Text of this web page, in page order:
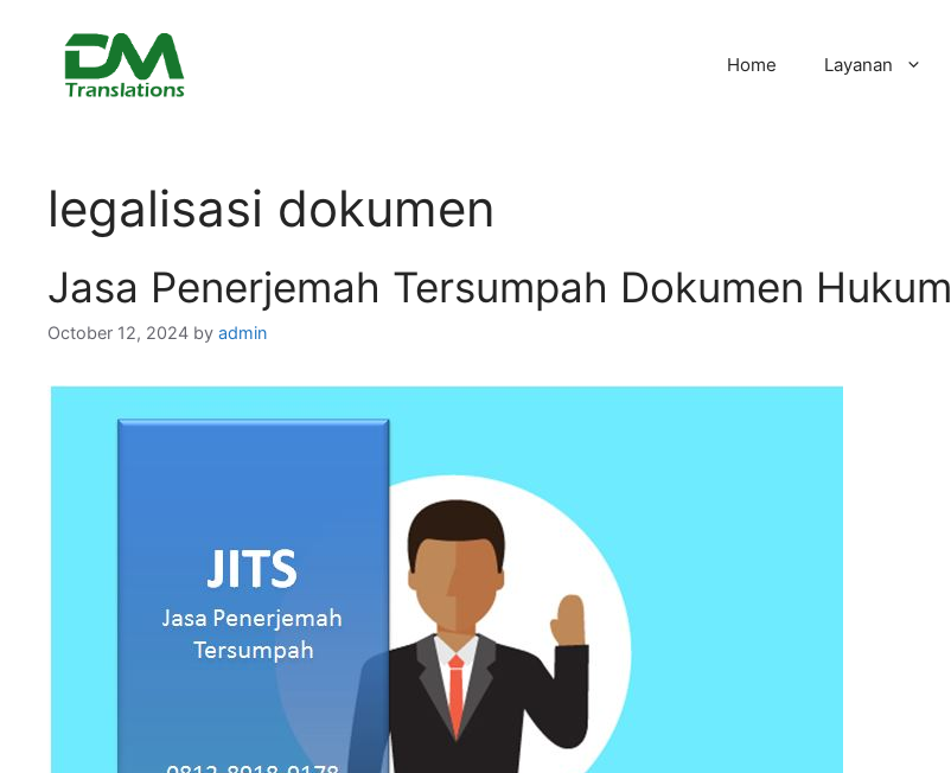
content
Home Layanan
legalisasi dokumen
Jasa Penerjemah Tersumpah Dokumen Hukum
October 12, 2024 by admin